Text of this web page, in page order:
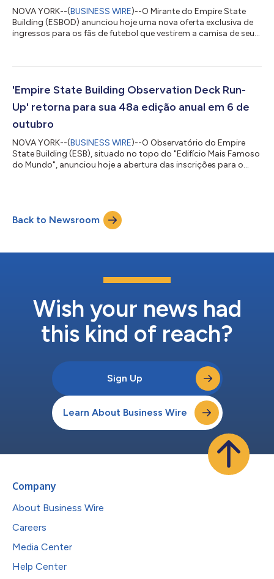
NOVA YORK--(BUSINESS WIRE)--O Mirante do Empire State
Building (ESBOD) anunciou hoje uma nova oferta exclusiva de
ingressos para os fãs de futebol que vestirem a camisa de seu
a camisa no mirante podem comprar ingressos on-line com
museu e das melhores vistas de Nova York a partir dos
mirantes dos 86º e 102º andares. A ofe...
'Empire State Building Observation Deck Run-
Up' retorna para sua 48a edição anual em 6 de
outubro
NOVA YORK--(BUSINESS WIRE)--O Observatório do Empire
State Building (ESB), situado no topo do "Edifício Mais Famoso
do Mundo", anunciou hoje a abertura das inscrições para o
Langone Health e patrocinada pela Merrell, será realizada em 6
de outubro de 2026, às 20h. A corrida deste ano marca o 48º
aniversário do evento, no...
Back to Newsroom
Wish your news had
this kind of reach?
Sign Up
Learn About Business Wire
Company
About Business Wire
Careers
Media Center
Help Center